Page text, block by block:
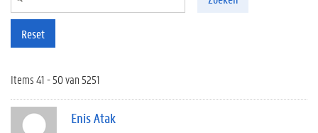
Reset
Items 41 - 50 van 5251
Enis Atak